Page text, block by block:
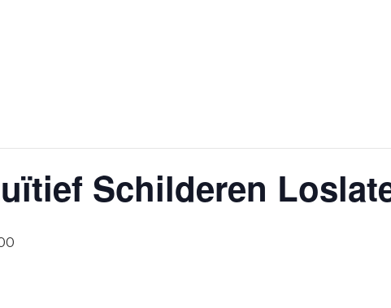
Schilderen